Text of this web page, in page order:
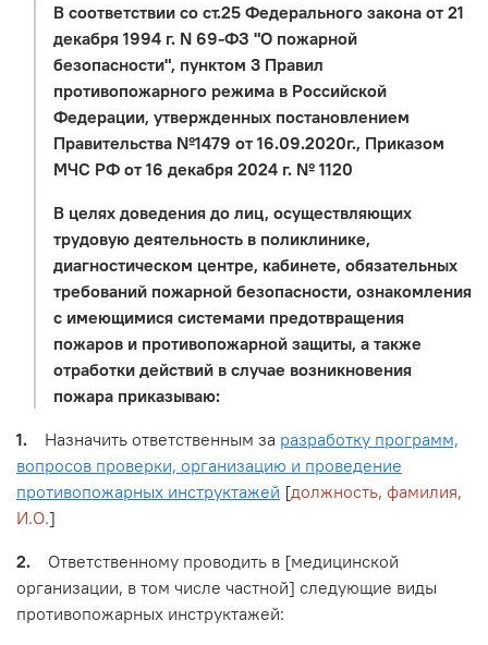
В соответствии со ст.25 Федерального закона от 21
декабря 1994 г. N 69-ФЗ "О пожарной
безопасности", пунктом 3 Правил
противопожарного режима в Российской
Федерации, утвержденных постановлением
Правительства №1479 от 16.09.2020г., Приказом
МЧС РФ от 16 декабря 2024 г. № 1120
В целях доведения до лиц, осуществляющих
трудовую деятельность в поликлинике,
диагностическом центре, кабинете, обязательных
требований пожарной безопасности, ознакомления
с имеющимися системами предотвращения
пожаров и противопожарной защиты, а также
отработки действий в случае возникновения
пожара приказываю:
1. Назначить ответственным за разработку программ,
вопросов проверки, организацию и проведение
противопожарных инструктажей [должность, фамилия,
И.О.]
2. Ответственному проводить в [медицинской
организации, в том числе частной] следующие виды
противопожарных инструктажей: